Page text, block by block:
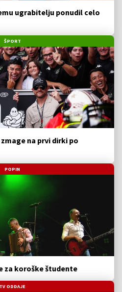
ugrabitelju ponudil celo
ŠPORT
na prvi dirki po
POPIN
za koroške študente
TV ODDAJE